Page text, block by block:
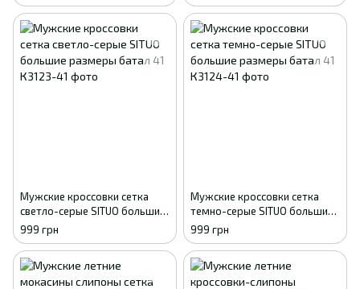
Мужские кроссовки сетка
светло-серые SITUO большие
размеры батал 41
999 грн
Мужские кроссовки сетка
темно-серые SITUO большие
размеры батал 41
999 грн